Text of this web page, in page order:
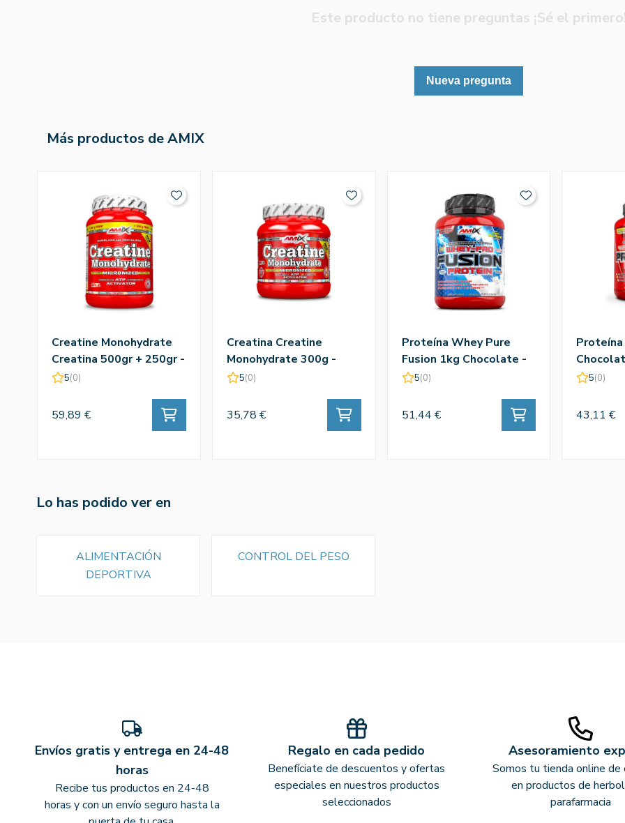
Este producto no tiene preguntas ¡Sé el
Nueva pregunta
Más productos de AMIX
Creatine Monohydrate
Creatina 500gr + 250gr -
Amix
5(0)
59,89 €
Creatina Creatine
Monohydrate 300g -
Amix
5(0)
35,78 €
Proteína Whey Pure
Fusion 1kg Chocolate -
Amix
5(0)
51,44 €
5(0)
43,11 €
Lo has podido ver en
ALIMENTACIÓN
DEPORTIVA
CONTROL DEL PESO
Envíos gratis y entrega en 24-48
horas
Recibe tus productos en 24-48
horas y con un envío seguro hasta la
Regalo en cada pedido
Benefíciate de descuentos y ofertas
especiales en nuestros productos
seleccionados
Asesoramiento
Somos tu tienda online de
en productos de
parafarmacia